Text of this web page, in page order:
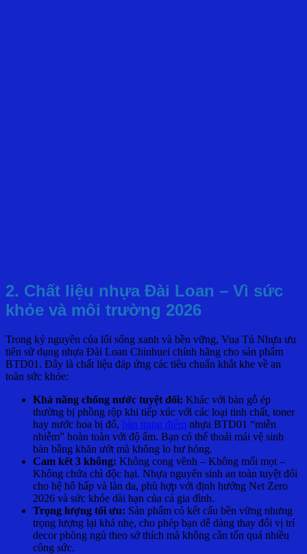
2. Chất liệu nhựa Đài Loan – Vì sức
khỏe và môi trường 2026
Trong kỷ nguyên của lối sống xanh và bền vững, Vua Tủ Nhựa ưu
tiên sử dụng nhựa Đài Loan Chinhuei chính hãng cho sản phẩm
BTD01. Đây là chất liệu đáp ứng các tiêu chuẩn khắt khe về an
toàn sức khỏe:
Khả năng chống nước tuyệt đối: Khác với bàn gỗ ép
thường bị phồng rộp khi tiếp xúc với các loại tinh chất, toner
hay nước hoa bị đổ, bàn trang điểm nhựa BTD01 “miễn
nhiễm” hoàn toàn với độ ẩm. Bạn có thể thoải mái vệ sinh
bàn bằng khăn ướt mà không lo hư hỏng.
Cam kết 3 không: Không cong vênh – Không mối mọt –
Không chứa chì độc hại. Nhựa nguyên sinh an toàn tuyệt đối
cho hệ hô hấp và làn da, phù hợp với định hướng Net Zero
2026 và sức khỏe dài hạn của cả gia đình.
Trọng lượng tối ưu: Sản phẩm có kết cấu bền vững nhưng
trọng lượng lại khá nhẹ, cho phép bạn dễ dàng thay đổi vị trí
decor phòng ngủ theo sở thích mà không cần tốn quá nhiều
công sức.